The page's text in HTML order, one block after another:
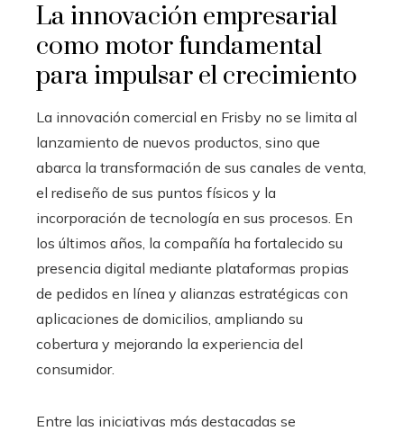
La innovación empresarial
como motor fundamental
para impulsar el crecimiento
La innovación comercial en Frisby no se limita al
lanzamiento de nuevos productos, sino que
abarca la transformación de sus canales de venta,
el rediseño de sus puntos físicos y la
incorporación de tecnología en sus procesos. En
los últimos años, la compañía ha fortalecido su
presencia digital mediante plataformas propias
de pedidos en línea y alianzas estratégicas con
aplicaciones de domicilios, ampliando su
cobertura y mejorando la experiencia del
consumidor.
Entre las iniciativas más destacadas se